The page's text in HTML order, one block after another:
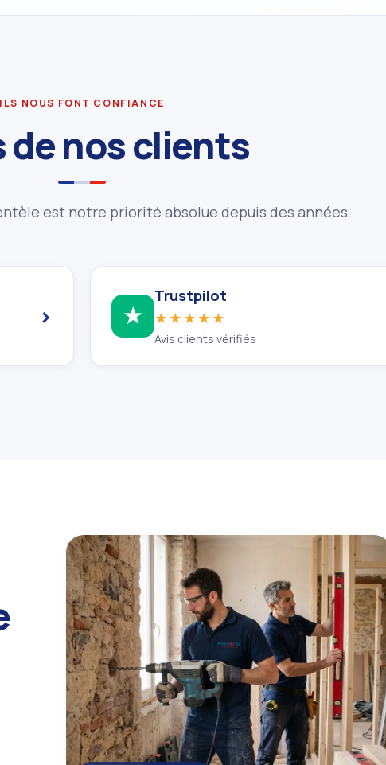
ILS NOUS FONT CONFIANCE
de nos clients
est notre priorité absolue depuis des années.
› ★
Trustpilot
★★★★★
Avis clients vérifiés